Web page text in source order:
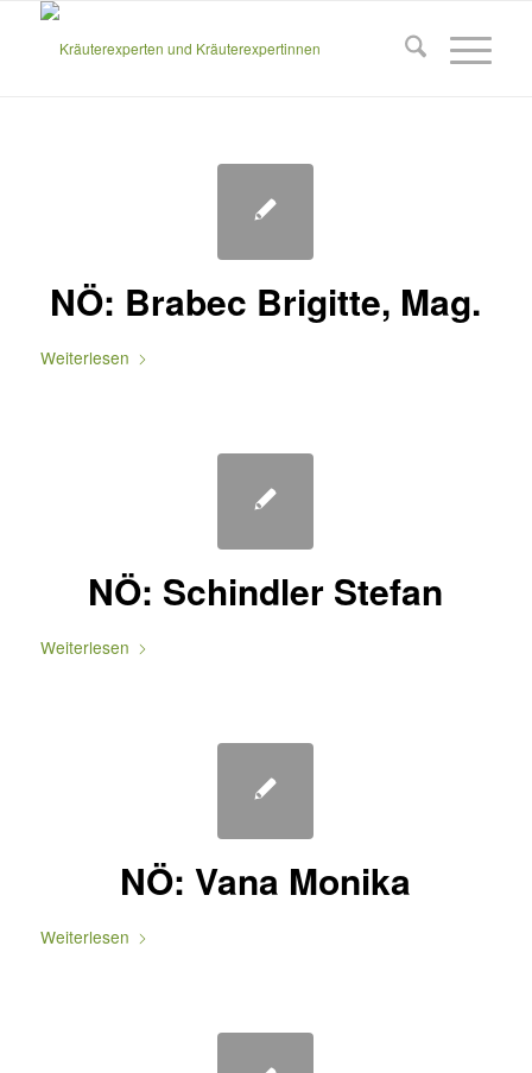
NÖ: Brabec Brigitte, Mag.
Weiterlesen
NÖ: Schindler Stefan
Weiterlesen
NÖ: Vana Monika
Weiterlesen